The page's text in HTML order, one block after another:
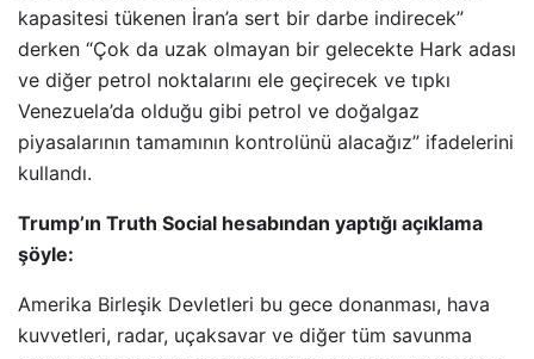
kapasitesi tükenen İran’a sert bir darbe indirecek”
derken “Çok da uzak olmayan bir gelecekte Hark adası
ve diğer petrol noktalarını ele geçirecek ve tıpkı
Venezuela’da olduğu gibi petrol ve doğalgaz
piyasalarının tamamının kontrolünü alacağız” ifadelerini
kullandı.
Trump’ın Truth Social hesabından yaptığı açıklama
şöyle:
Amerika Birleşik Devletleri bu gece donanması, hava
kuvvetleri, radar, uçaksavar ve diğer tüm savunma